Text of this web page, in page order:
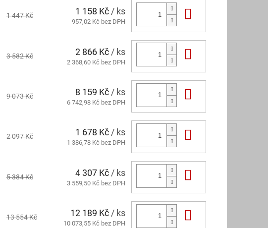
1 447 Kč 1 158 Kč/ ks
957,02 Kč bez DPH
3 582 Kč 2 866 Kč / ks
2 368,60 Kč bez DPH
9 073 Kč 8 159 Kč / ks
6 742,98 Kč bez DPH
2 097 Kč 1 678 Kč/ ks
1 386,78 Kč bez DPH
5 384 Kč 4 307 Kč / ks
3 559,50 Kč bez DPH
13 554 Kč 12 189 Kč/ ks
10 073,55 Kč bez DPH